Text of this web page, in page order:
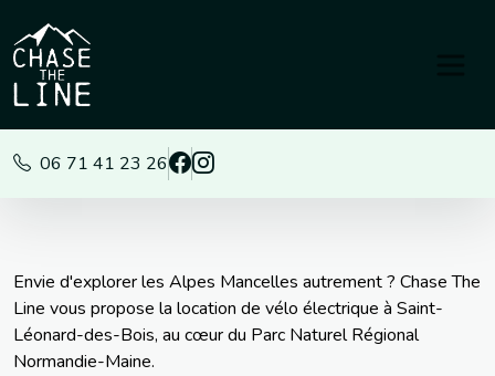
06 71 41 23 26
Envie d'explorer les Alpes Mancelles autrement ? Chase The
Line vous propose la location de vélo électrique à Saint-
Léonard-des-Bois, au cœur du Parc Naturel Régional
Normandie-Maine.